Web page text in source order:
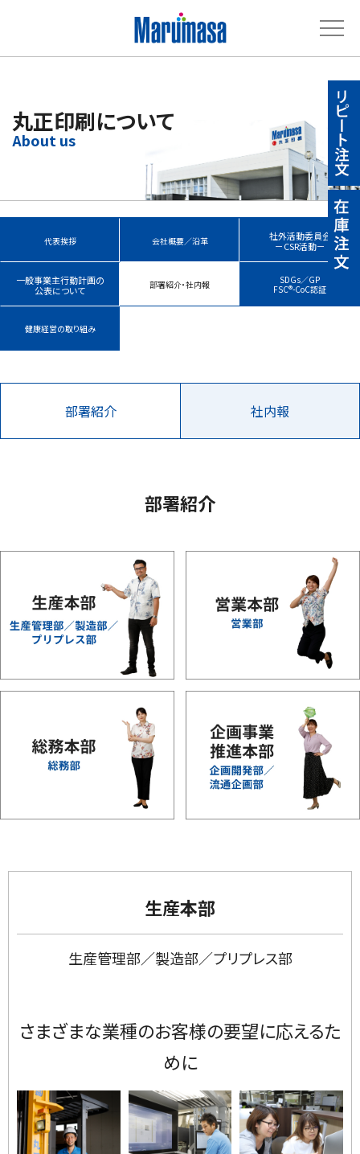
丸正印刷について
代表挨拶 会社概要／沿革
社外活動委員会
－CSR活動－
一般事業主行動計画の
公表について
部署紹介・社内報
SDGs／GP
FSC®-CoC認証
健康経営の取り組み
部署紹介 社内報
部署紹介
生産本部
生産管理部／製造部／プリプレス部
さまざまな業種のお客様の要望に応えるた
めに